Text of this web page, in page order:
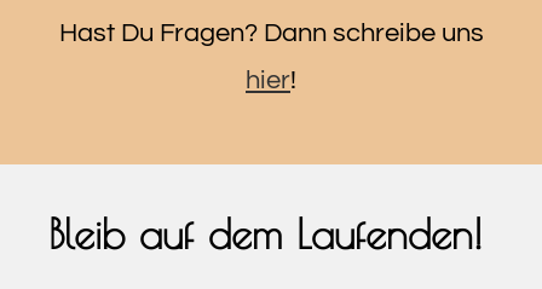
Hast Du Fragen? Dann schreibe uns
hier!
Bleib auf dem Laufenden!